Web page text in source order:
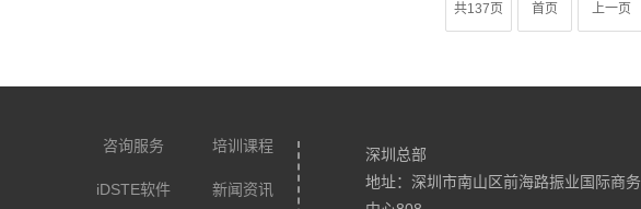
共137页 首页 上一页
咨询服务 培训课程
iDSTE软件 新闻资讯
深圳总部
地址：深圳市南山区前海路振业国际商务